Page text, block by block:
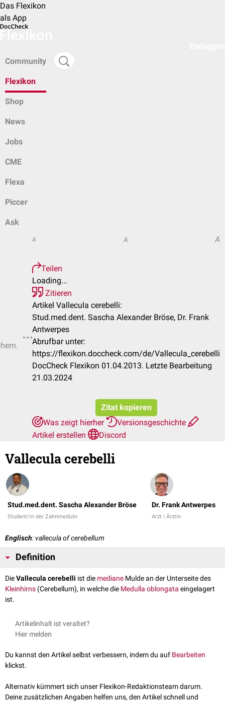
Das Flexikon
als App
Community
Flexikon
Shop
News
Jobs
CME
Flexa
Piccer
Ask
A A A
Teilen
Loading...
Zitieren
Artikel Vallecula cerebelli:
Stud.med.dent. Sascha Alexander Bröse, Dr. Frank
Antwerpes
Abrufbar unter:
https://flexikon.doccheck.com/de/Vallecula_cerebelli
DocCheck Flexikon 01.04.2013. Letzte Bearbeitung
21.03.2024
Zitat kopieren
Was zeigt hierher
Versionsgeschichte
Artikel erstellen
Discord
Vallecula cerebelli
Stud.med.dent. Sascha Alexander Bröse
Student/in der Zahnmedizin
Dr. Frank Antwerpes
Arzt | Ärztin
Englisch: vallecula of cerebellum
Definition
DieVallecula cerebelli ist die mediane Mulde an der Unterseite des
Kleinhirns (Cerebellum), in welche die Medulla oblongata eingelagert
ist.
Artikelinhalt ist veraltet?
Hier melden
Du kannst den Artikel selbst verbessern, indem du auf Bearbeiten
klickst.
Alternativ kümmert sich unser Flexikon-Redaktionsteam darum.
Deine zusätzlichen Angaben helfen uns, den Artikel schnell und